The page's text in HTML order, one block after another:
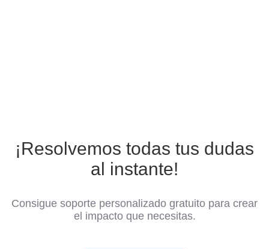
¡Resolvemos todas tus dudas
al instante!
Consigue soporte personalizado gratuito para crear
el impacto que necesitas.